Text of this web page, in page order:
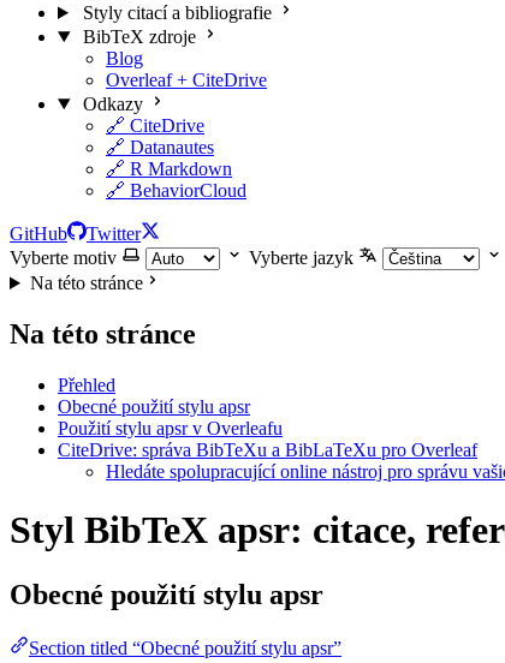
Styly citací a bibliografie
BibTeX zdroje
Blog
Overleaf + CiteDrive
Odkazy
🔗 CiteDrive
🔗 Datanautes
🔗 R Markdown
🔗 BehaviorCloud
GitHub
Twitter
Vyberte motiv
Vyberte jazyk
Na této stránce
Na této stránce
Přehled
Obecné použití stylu apsr
Použití stylu apsr v Overleafu
CiteDrive: správa BibTeXu a BibLaTeXu pro Overleaf
Hledáte spolupracující online nástroj pro správu
Styl BibTeX apsr: citace,
Obecné použití stylu apsr
Section titled “Obecné použití stylu apsr”